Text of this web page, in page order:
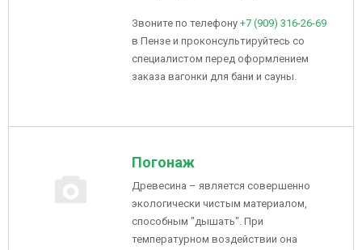
Звоните по телефону +7 (909) 316-26-69
в Пензе и проконсультируйтесь со
специалистом перед оформлением
заказа вагонки для бани и сауны.
Погонаж
Древесина – является совершенно
экологически чистым материалом,
способным "дышать". При
температурном воздействии она